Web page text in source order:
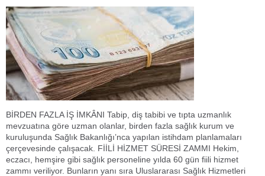
BİRDEN FAZLA İŞ İMKÂNI Tabip, diş tabibi ve tıpta uzmanlık
mevzuatına göre uzman olanlar, birden fazla sağlık kurum ve
kuruluşunda Sağlık Bakanlığı’nca yapılan istihdam planlamaları
çerçevesinde çalışacak. FİİLİ HİZMET SÜRESİ ZAMMI Hekim,
eczacı, hemşire gibi sağlık personeline yılda 60 gün fiili hizmet
zammı veriliyor. Bunların yanı sıra Uluslararası Sağlık Hizmetleri